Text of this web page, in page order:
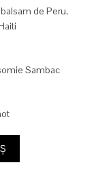
este:
de Peru,
Sambac